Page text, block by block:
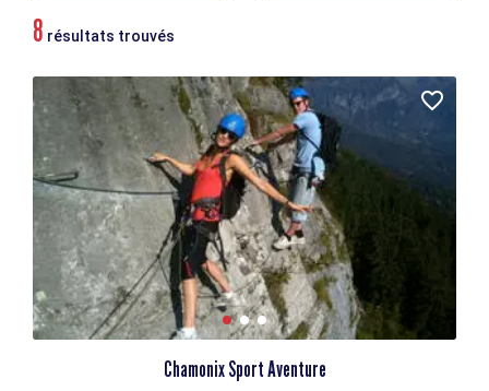
8 résultats trouvés
Chamonix Sport Aventure